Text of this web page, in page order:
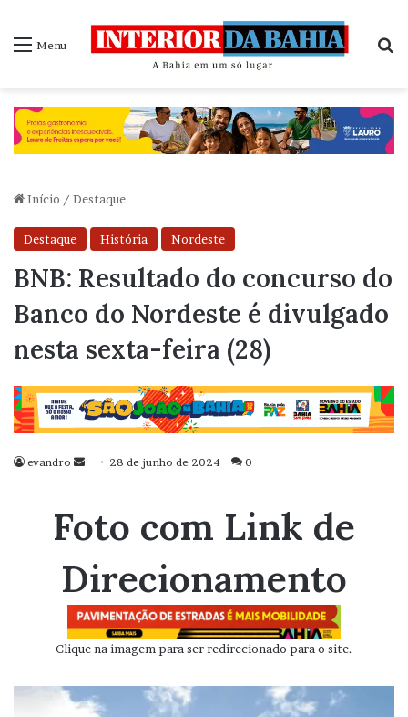
Menu
Início / Destaque
Destaque História Nordeste
BNB: Resultado do concurso do
Banco do Nordeste é divulgado
nesta sexta-feira (28)
evandro
Mande
mail
28 de junho de 2024 0
Foto com Link de
Direcionamento
Clique na imagem para ser redirecionado para o site.